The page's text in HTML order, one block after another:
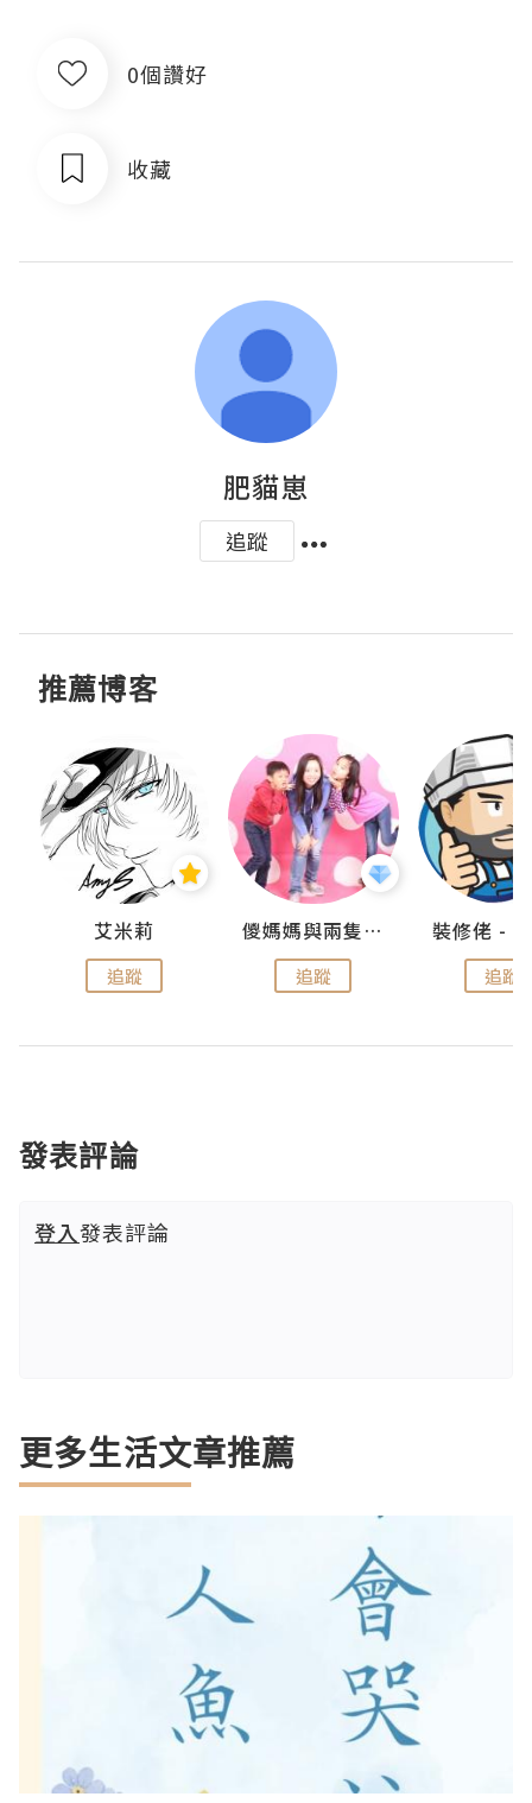
0個讚好
收藏
肥貓崽
追蹤
推薦博客
艾米莉
追蹤
儍媽媽與兩隻小魔怪之家
追蹤 追蹤
發表評論
登入發表評論
更多生活文章推薦